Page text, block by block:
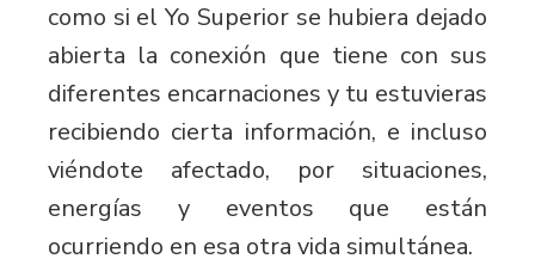
como si el Yo Superior se hubiera dejado
abierta la conexión que tiene con sus
diferentes encarnaciones y tu estuvieras
recibiendo cierta información, e incluso
viéndote afectado, por situaciones,
energías y eventos que están
ocurriendo en esa otra vida simultánea.